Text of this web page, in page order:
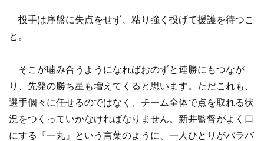
投手は序盤に失点をせず、粘り強く投げて援護を待つこ
と。
そこが噛み合うようになればおのずと連勝にもつなが
り、先発の勝ち星も増えてくると思います。ただこれも、
選手個々に任せるのではなく、チーム全体で点を取れる状
況をつくっていかなければなりません。新井監督がよく口
にする『一丸』という言葉のように、一人ひとりがバラバ